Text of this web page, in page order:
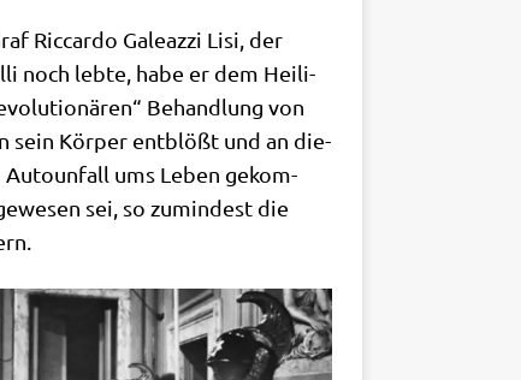
Ric­car­do Gale­az­zi Lisi, der
noch leb­te, habe er dem Hei­li­
Behand­lung von
sein Kör­per ent­blößt und an die­
Auto­un­fall ums Leben gekom­
sei, so zumin­dest die